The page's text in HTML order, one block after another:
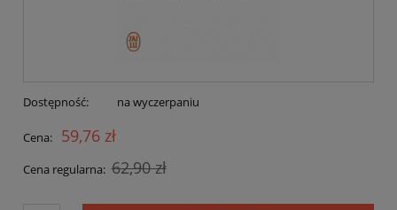
Dostępność: na wyczerpaniu
Cena: 59,76 zł
Cena regularna: 62,90 zł